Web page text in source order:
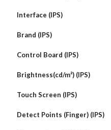
Interface (IPS)
Brand (IPS)
Control Board (IPS)
Brightness(cd/m²) (IPS)
Touch Screen (IPS)
Detect Points (Finger) (IPS)